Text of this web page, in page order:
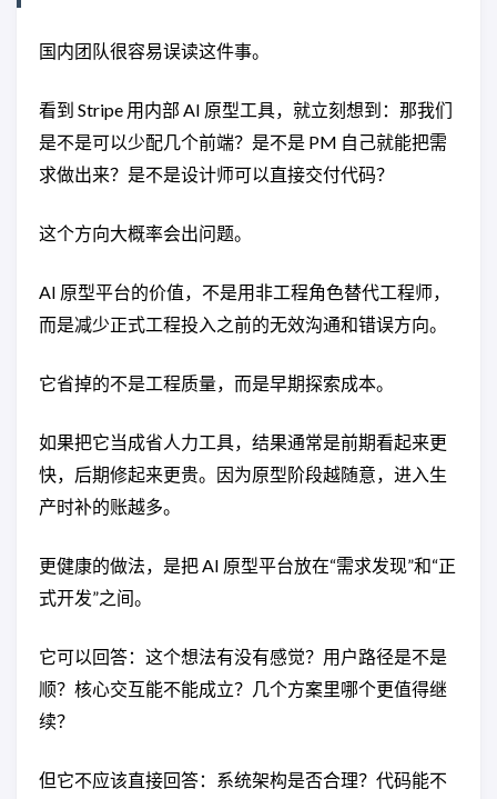
国内团队很容易误读这件事。
看到 Stripe 用内部 AI 原型工具，就立刻想到：那我们
是不是可以少配几个前端？是不是 PM 自己就能把需
求做出来？是不是设计师可以直接交付代码？
这个方向大概率会出问题。
AI 原型平台的价值，不是用非工程角色替代工程师，
而是减少正式工程投入之前的无效沟通和错误方向。
它省掉的不是工程质量，而是早期探索成本。
如果把它当成省人力工具，结果通常是前期看起来更
快，后期修起来更贵。因为原型阶段越随意，进入生
产时补的账越多。
更健康的做法，是把 AI 原型平台放在“需求发现”和“正
式开发”之间。
它可以回答：这个想法有没有感觉？用户路径是不是
顺？核心交互能不能成立？几个方案里哪个更值得继
续？
但它不应该直接回答：系统架构是否合理？代码能不